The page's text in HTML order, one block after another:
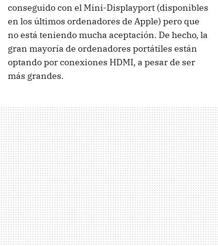
conseguido con el Mini-Displayport (disponibles
en los últimos ordenadores de Apple) pero que
no está teniendo mucha aceptación. De hecho, la
gran mayoría de ordenadores portátiles están
optando por conexiones HDMI, a pesar de ser
más grandes.